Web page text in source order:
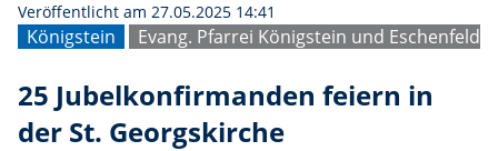
Königstein Evang. Pfarrei Königstein und
Veröffentlicht am 27.05.2025 14:41
25 Jubelkonfirmanden feiern in
der St. Georgskirche